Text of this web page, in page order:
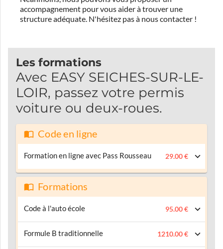
accompagnement pour vous aider à trouver une
structure adéquate. N'hésitez pas à nous contacter !
Les formations
Avec EASY SEICHES-SUR-LE-
LOIR, passez votre permis
voiture ou deux-roues.
Code en ligne
Formation en ligne avec Pass Rousseau 29.00 €
Formations
Code à l'auto école 95.00 €
Formule B traditionnelle 1210.00 €